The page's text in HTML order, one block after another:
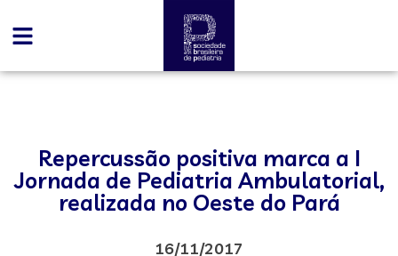
Repercussão positiva marca a I
Jornada de Pediatria Ambulatorial,
realizada no Oeste do Pará
16/11/2017